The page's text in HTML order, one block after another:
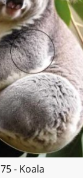
- Koala